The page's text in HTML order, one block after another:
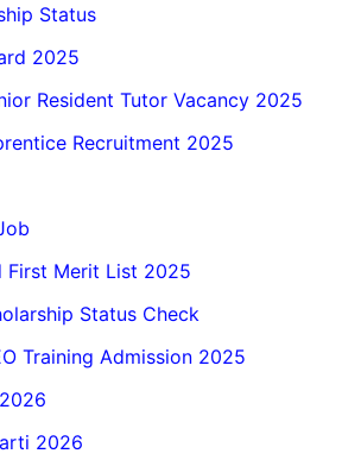
Status
2025
Resident Tutor Vacancy 2025
Recruitment 2025
First Merit List 2025
Status Check
Training Admission 2025
2026